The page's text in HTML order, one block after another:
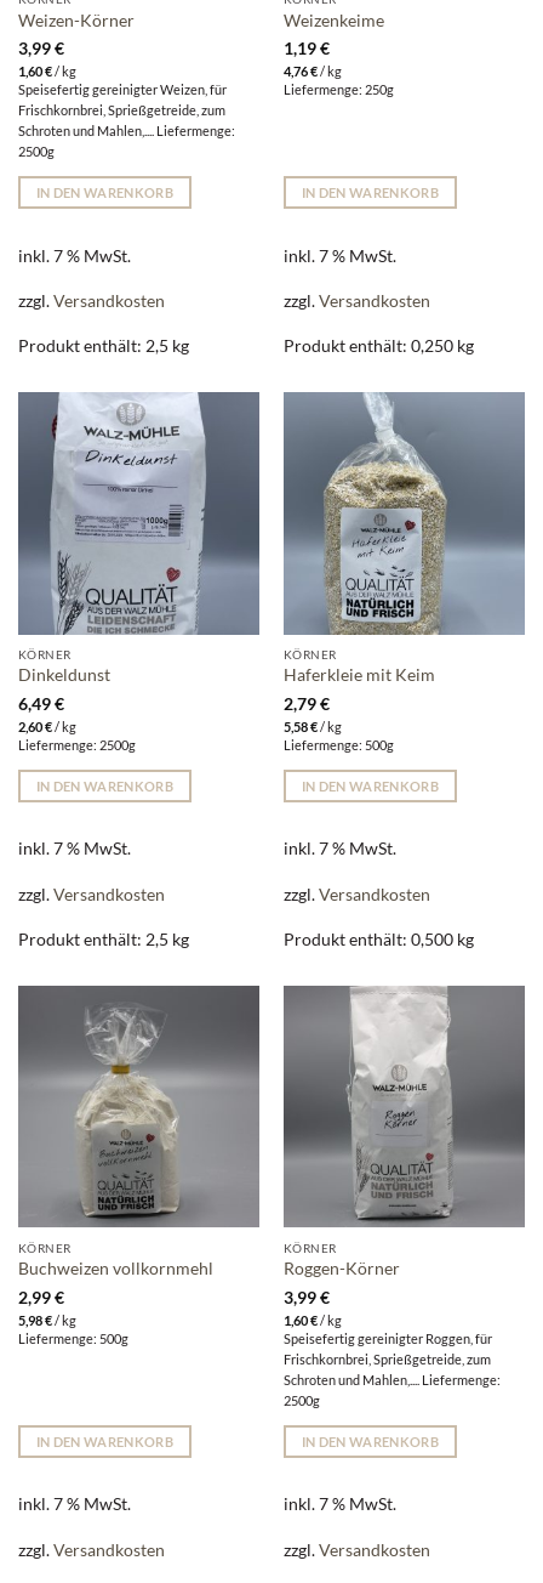
Weizen-Körner
3,99€
1,60€/ kg
Speisefertig gereinigter Weizen, für
Frischkornbrei, Sprießgetreide, zum
Schroten und Mahlen,.... Liefermenge:
2500g
IN DEN WARENKORB
inkl. 7 % MwSt.
zzgl.Versandkosten
Produkt enthält: 2,5 kg
Weizenkeime
1,19€
4,76€/ kg
Liefermenge: 250g
IN DEN WARENKORB
inkl. 7 % MwSt.
zzgl.Versandkosten
Produkt enthält: 0,250 kg
KÖRNER
Dinkeldunst
6,49€
2,60€/kg
Liefermenge: 2500g
IN DEN WARENKORB
inkl. 7 % MwSt.
zzgl.Versandkosten
Produkt enthält: 2,5 kg
KÖRNER
Haferkleie mit Keim
2,79€
5,58€/kg
Liefermenge: 500g
IN DEN WARENKORB
inkl. 7 % MwSt.
zzgl.Versandkosten
Produkt enthält: 0,500 kg
KÖRNER
Buchweizen vollkornmehl
2,99€
5,98€/kg
Liefermenge: 500g
IN DEN WARENKORB
inkl. 7 % MwSt.
zzgl.Versandkosten
KÖRNER
Roggen-Körner
3,99€
1,60€/kg
Speisefertig gereinigter Roggen, für
Frischkornbrei, Sprießgetreide, zum
Schroten und Mahlen,.... Liefermenge:
2500g
IN DEN WARENKORB
inkl. 7 % MwSt.
zzgl.Versandkosten